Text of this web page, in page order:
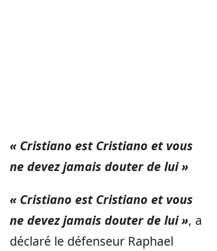
« Cristiano est Cristiano et vous
ne devez jamais douter de lui »
« Cristiano est Cristiano et vous
ne devez jamais douter de lui », a
déclaré le défenseur Raphael